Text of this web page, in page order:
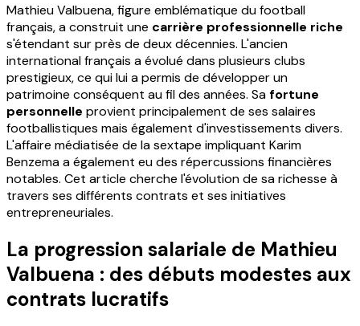
Mathieu Valbuena, figure emblématique du football
français, a construit une carrière professionnelle riche
s'étendant sur près de deux décennies. L'ancien
international français a évolué dans plusieurs clubs
prestigieux, ce qui lui a permis de développer un
patrimoine conséquent au fil des années. Safortune
personnelle provient principalement de ses salaires
footballistiques mais également d'investissements divers.
L'affaire médiatisée de la sextape impliquant Karim
Benzema a également eu des répercussions financières
notables. Cet article cherche l'évolution de sa richesse à
travers ses différents contrats et ses initiatives
entrepreneuriales.
La progression salariale de Mathieu
Valbuena : des débuts modestes aux
contrats lucratifs